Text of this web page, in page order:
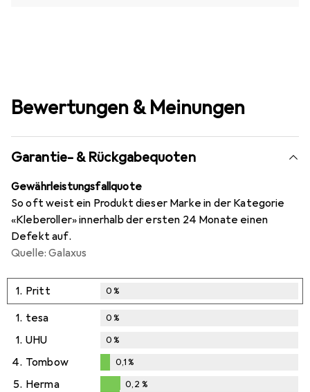
Bewertungen & Meinungen
Garantie- & Rückgabequoten
Gewährleistungsfallquote
So oft weist ein Produkt dieser Marke in der Kategorie
«Kleberoller» innerhalb der ersten 24 Monate einen
Defekt auf.
Quelle: Galaxus
1. Pritt 0%
1. tesa 0%
1. UHU 0%
4. Tombow
%
0,1%
5. Herma 0,2 %